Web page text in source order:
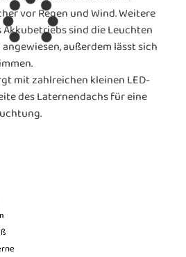
vor Regen und Wind. Weitere
Akkubetriebs sind die Leuchten
außerdem lässt sich
mit zahlreichen kleinen LED-
des Laternendachs für eine